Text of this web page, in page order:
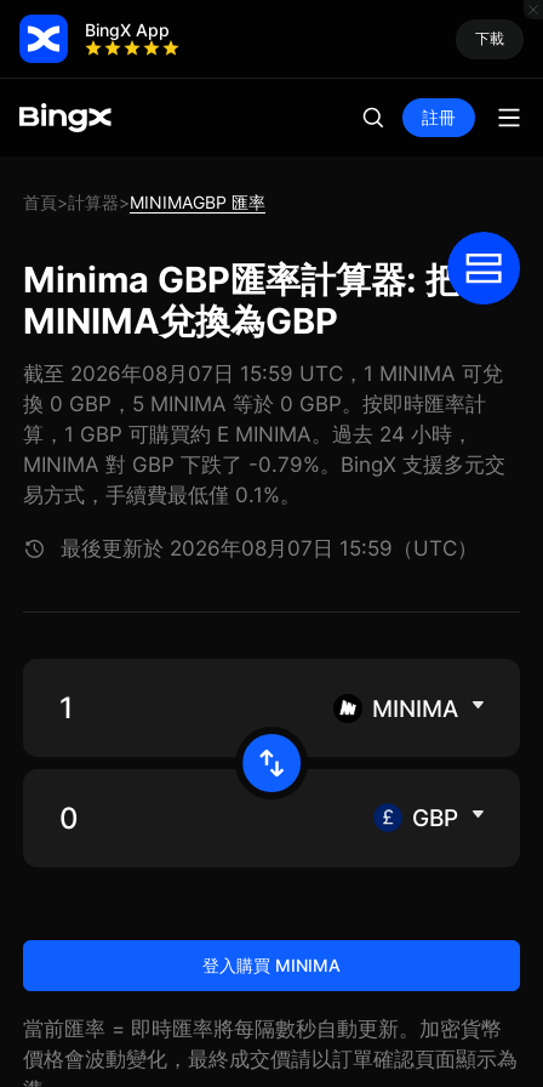
BingX App 下載
註冊
首頁>計算器>MINIMAGBP 匯率
Minima GBP匯率計算器: 把
MINIMA兌換為GBP
截至 2026年08月07日 15:59 UTC，1 MINIMA 可兌
換 0 GBP，5 MINIMA 等於 0 GBP。按即時匯率計
算，1 GBP 可購買約 E MINIMA。過去 24 小時，
MINIMA 對 GBP 下跌了 -0.79%。BingX 支援多元交
易方式，手續費最低僅 0.1%。
最後更新於 2026年08月07日 15:59（UTC）
MINIMA
GBP
登入購買 MINIMA
當前匯率 = 即時匯率將每隔數秒自動更新。加密貨幣
價格會波動變化，最終成交價請以訂單確認頁面顯示為